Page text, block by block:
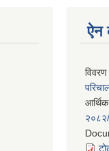
ऐन
विवरण
आर्थिक